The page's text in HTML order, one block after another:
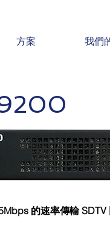
方案 我們
的速率傳輸